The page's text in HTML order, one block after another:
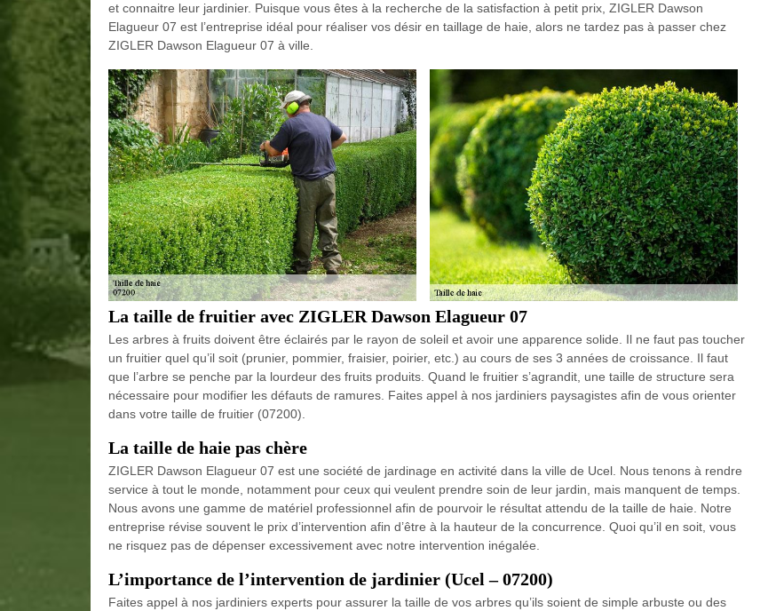
et connaitre leur jardinier. Puisque vous êtes à la recherche de la satisfaction à petit prix, ZIGLER Dawson
Elagueur 07 est l’entreprise idéal pour réaliser vos désir en taillage de haie, alors ne tardez pas à passer chez
ZIGLER Dawson Elagueur 07 à ville.
La taille de fruitier avec ZIGLER Dawson Elagueur 07
Les arbres à fruits doivent être éclairés par le rayon de soleil et avoir une apparence solide. Il ne faut pas toucher
un fruitier quel qu’il soit (prunier, pommier, fraisier, poirier, etc.) au cours de ses 3 années de croissance. Il faut
que l’arbre se penche par la lourdeur des fruits produits. Quand le fruitier s’agrandit, une taille de structure sera
nécessaire pour modifier les défauts de ramures. Faites appel à nos jardiniers paysagistes afin de vous orienter
dans votre taille de fruitier (07200).
La taille de haie pas chère
ZIGLER Dawson Elagueur 07 est une société de jardinage en activité dans la ville de Ucel. Nous tenons à rendre
service à tout le monde, notamment pour ceux qui veulent prendre soin de leur jardin, mais manquent de temps.
Nous avons une gamme de matériel professionnel afin de pourvoir le résultat attendu de la taille de haie. Notre
entreprise révise souvent le prix d’intervention afin d’être à la hauteur de la concurrence. Quoi qu’il en soit, vous
ne risquez pas de dépenser excessivement avec notre intervention inégalée.
L’importance de l’intervention de jardinier (Ucel – 07200)
Faites appel à nos jardiniers experts pour assurer la taille de vos arbres qu’ils soient de simple arbuste ou des